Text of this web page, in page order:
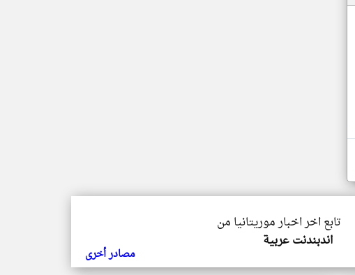
تابع اخر اخبار موريتانيا من
اندبندنت عربية
مصادر أخرى